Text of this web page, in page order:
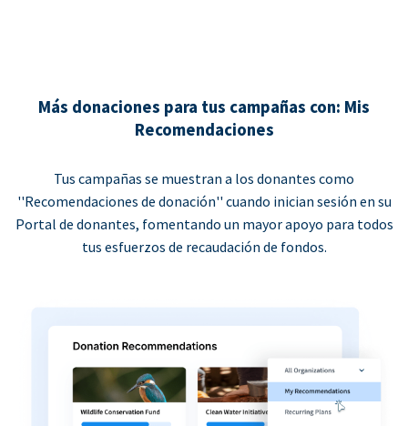
Más donaciones para tus campañas con: Mis
Recomendaciones
Tus campañas se muestran a los donantes como
''Recomendaciones de donación'' cuando inician sesión en su
Portal de donantes, fomentando un mayor apoyo para todos
tus esfuerzos de recaudación de fondos.